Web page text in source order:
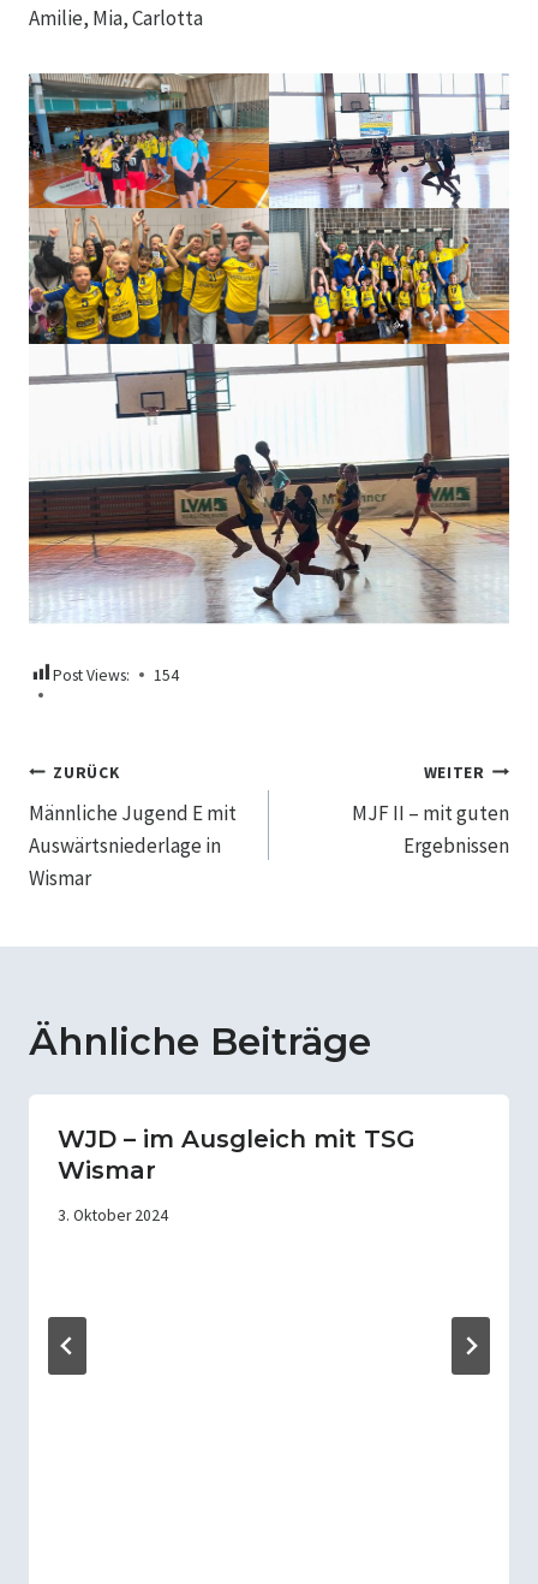
Amilie, Mia, Carlotta
Post Views: 154
Beitragsnavigation
ZURÜCK
Männliche Jugend E mit
Auswärtsniederlage in
Wismar
WEITER
MJF II – mit guten
Ergebnissen
Ähnliche Beiträge
WJD – im Ausgleich mit TSG
Wismar
3. Oktober 2024